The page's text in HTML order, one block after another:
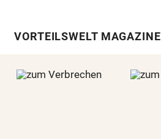
VORTEILSWELT MAGAZINE